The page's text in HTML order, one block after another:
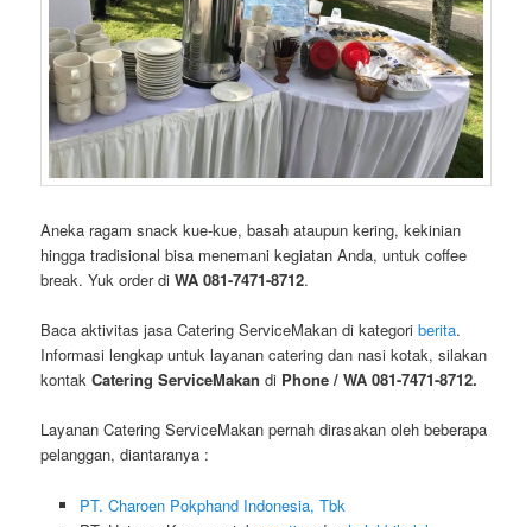
Aneka ragam snack kue-kue, basah ataupun kering, kekinian
hingga tradisional bisa menemani kegiatan Anda, untuk coffee
break. Yuk order diWA 081-7471-8712.
Baca aktivitas jasa Catering ServiceMakan di kategoriberita.
Informasi lengkap untuk layanan catering dan nasi kotak, silakan
kontakCatering ServiceMakan di Phone / WA 081-7471-8712.
Layanan Catering ServiceMakan pernah dirasakan oleh beberapa
pelanggan, diantaranya :
PT. Charoen Pokphand Indonesia, Tbk